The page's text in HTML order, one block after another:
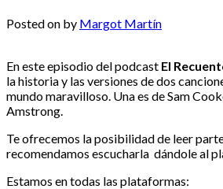
Posted on by Margot Martín
En este episodio del podcast El
la historia y las versiones de dos
mundo maravilloso. Una es de Sam
Amstrong.
Te ofrecemos la posibilidad de leer
recomendamos escucharla dándole al
Estamos en todas las plataformas: